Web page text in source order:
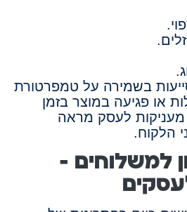
בשמירה על טמפרטורת
או פגיעה במוצר בזמן
מעניקות לעסק מראה
הלקוח.
למשלוחים –